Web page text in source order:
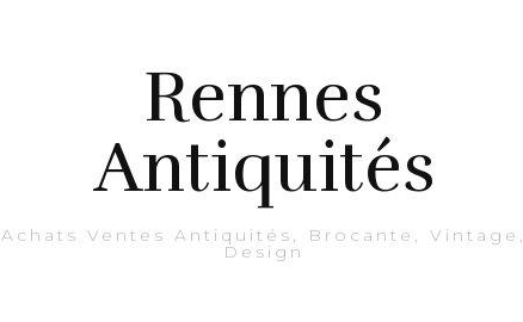
Rennes
Antiquités
Achats Ventes Antiquités, Brocante, Vintage,
Design